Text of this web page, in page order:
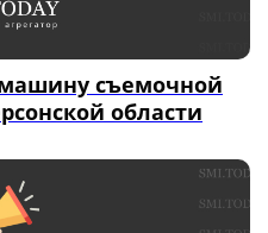
съемочной
области